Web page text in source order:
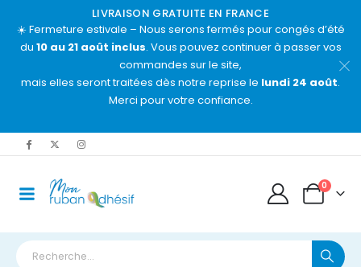
LIVRAISON GRATUITE EN FRANCE
☀️ Fermeture estivale – Nous serons fermés pour congés d’été
du 10 au 21 août inclus. Vous pouvez continuer à passer vos
commandes sur le site,
mais elles seront traitées dès notre reprise le lundi 24 août.
Merci pour votre confiance.
0